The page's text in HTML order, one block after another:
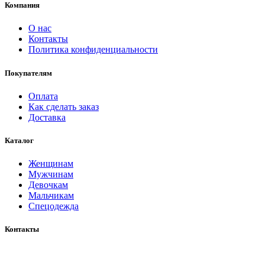
Компания
О нас
Контакты
Политика конфиденциальности
Покупателям
Оплата
Как сделать заказ
Доставка
Каталог
Женщинам
Мужчинам
Девочкам
Мальчикам
Спецодежда
Контакты